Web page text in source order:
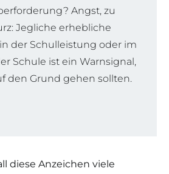
Angst, zu
Jegliche erhebliche
der Schulleistung oder im
Schule ist ein Warnsignal,
den Grund gehen sollten.
diese Anzeichen viele